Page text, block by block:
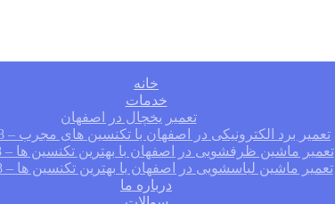
خانه
خدمات
تعمیر یخچال در اصفهان
تعمیر برد الکترونیکی در اصفهان با تکنسین های مجرب – 09138193848
تعمیر ماشین ظرفشویی در اصفهان با بهترین تکنسین ها – 09138193848
تعمیر ماشین لباسشویی در اصفهان با بهترین تکنسین ها – 09138193848
درباره ما